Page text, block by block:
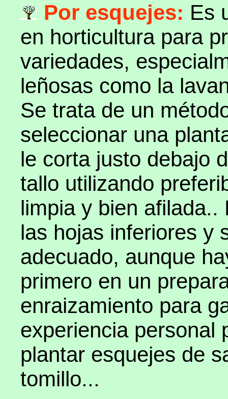
Por esquejes: Es
en horticultura para
variedades,
leñosas como la
Se trata de un
seleccionar una
le corta justo debajo
tallo utilizando
limpia y bien
las hojas inferiores y
adecuado, aunque
primero en un
enraizamiento para
experiencia personal
plantar esquejes de
tomillo...